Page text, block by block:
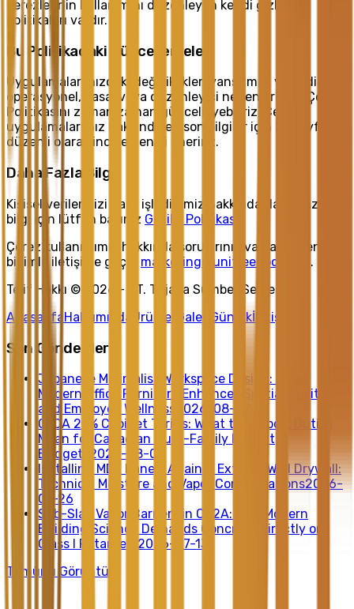
çerezlerinin kullanımını düzenleyen kendi gizlilik
politikaları vardır.
Bu Politikadaki Güncellemeler
Uygulamalarımızdaki değişiklikleri yansıtmak veya diğer
operasyonel, yasal veya düzenleyici nedenlerle bu Çerez
Politikasını zaman zaman güncelleyebiliriz. Çerez
uygulamalarımız hakkında en son bilgiler için bu sayfayı
düzenli olarak incelemenizi öneririz.
Daha Fazla Bilgi
Kişisel verilerinizi nasıl işlediğimiz hakkında daha fazla
bilgi için lütfen bakınız Gizlilik Politikası
Çerez kullanımımız hakkında sorularınız varsa, lütfen
bizimle iletişime geçin
marketing@unitreedoor.com .
Telif Hakkı © 2026 - PT. Trijaya Sumber Semesta
Anasayfa Hakkımızda Ürünler Galeri Günlükİletişim
Son Gönderiler
Japanese Minimalist Workspace Design: How
Modern Office Furniture Enhances Spatial Agility
and Employee Wellness
2026-08-07
CKCA 25% Cabinet Tariffs: What the Import Duties
Mean for Canadian Multi-Family Project
Budgets
2026-08-07
Installing MDF Panels Against Exterior Wall Drywall:
Technical Moisture and Vapor Considerations2026-
07-26
Sub-Slab Vapor Barriers in CZ2A: Why Modern
Building Science Demands Concrete Directly on
Class I Retarders 2026-07-13
Tümünü Görüntüle